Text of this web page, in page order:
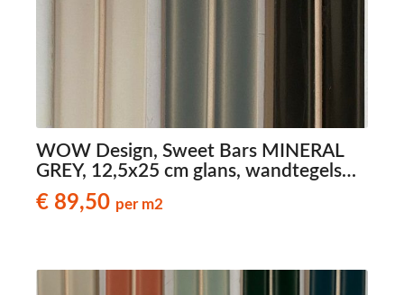
WOW Design, Sweet Bars MINERAL
GREY, 12,5x25 cm glans, wandtegels
met reliëf
€ 89,50 per m2